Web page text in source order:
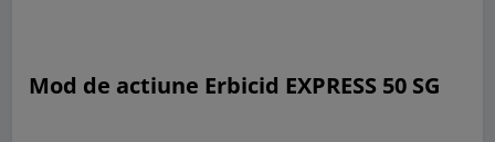
Mod de actiune Erbicid EXPRESS 50 SG